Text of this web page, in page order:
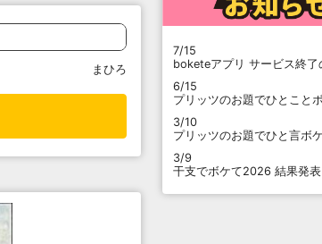
まひろ
7/15
boketeアプリ サービス終了
6/15
プリッツのお題でひとこと
3/10
プリッツのお題でひと言ボ
3/9
干支でボケて2026 結果発表